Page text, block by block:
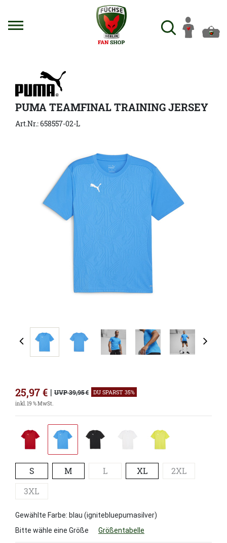
PUMA TEAMFINAL TRAINING JERSEY
Art.Nr.: 658557-02-L
25,97€ | UVP 39,95 € DU SPARST 35%
inkl. 19 % MwSt.
S M L XL
2XL
3XL
Gewählte Farbe: blau (ignitebluepumasilver)
Bitte wähle eine Größe
Größentabelle